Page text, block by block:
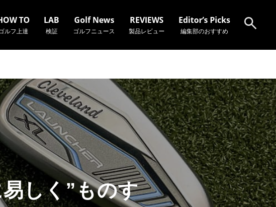
TO
ルフ上達
LAB
検証
Golf News
ゴルフニュース
REVIEWS
製品レビュー
Editor’s Picks
編集部のおすすめ
しく”ものす
。